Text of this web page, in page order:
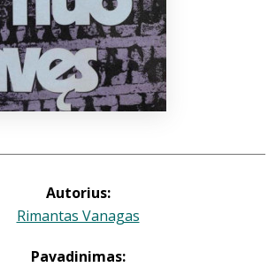
Autorius:
Rimantas Vanagas
Pavadinimas: